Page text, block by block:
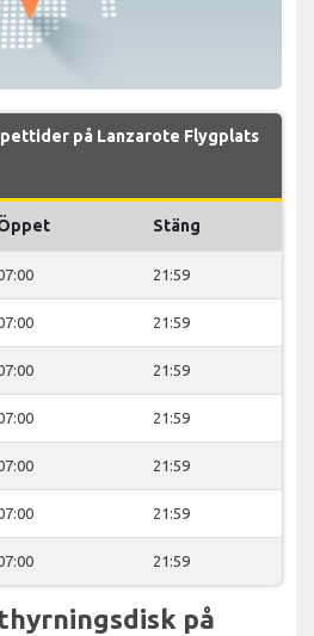
på Lanzarote Flygplats
Stäng
21:59
21:59
21:59
21:59
21:59
21:59
21:59
på